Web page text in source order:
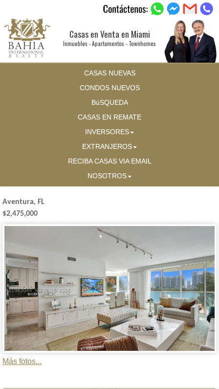
Casas en Venta en Miami
Inmuebles - Apartamentos - Townhomes
CASAS NUEVAS
CONDOS NUEVOS
BúSQUEDA
CASAS EN REMATE
INVERSORES
EXTRANJEROS
RECIBA CASAS VIA EMAIL
NOSOTROS
Aventura, FL
$2,475,000
Más fotos...